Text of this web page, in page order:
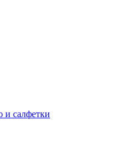
и салфетки